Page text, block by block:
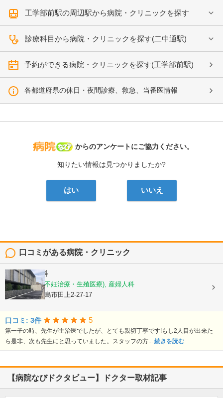
工学部前駅の周辺駅から病院・クリニックを探す
診療科目から病院・クリニックを探す(二中通駅)
予約ができる病院・クリニックを探す(工学部前駅)
各都道府県の休日・夜間診療、救急、当番医情報
病院なび
からのアンケートにご協力ください。
知りたい情報は見つかりましたか?
はい いいえ
口コミがある病院・クリニック
徳永産婦人科
産科, 婦人科(不妊治療・生殖医療), 産婦人科
鹿児島県鹿児島市田上2-27-17
口コミ: 3件 5
第一子の時、先生が主治医でしたが、とても親切丁寧です!もし2人目が出来た
ら是非、次も先生にと思っていました。スタッフの方... 続きを読む
【病院なびドクタビュー】ドクター取材記事